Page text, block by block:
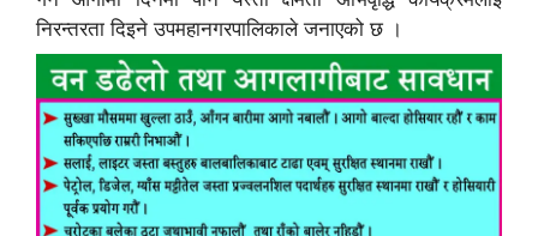
निरन्तरता दिइने उपमहानगरपालिकाले जनाएको छ ।